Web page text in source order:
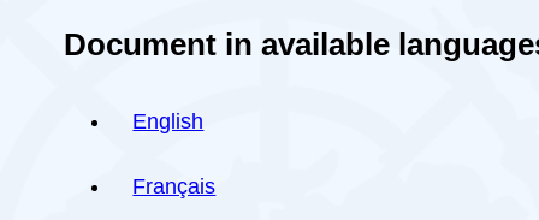
Document in available
English
Français